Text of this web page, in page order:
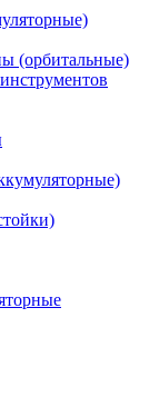
(орбитальные)